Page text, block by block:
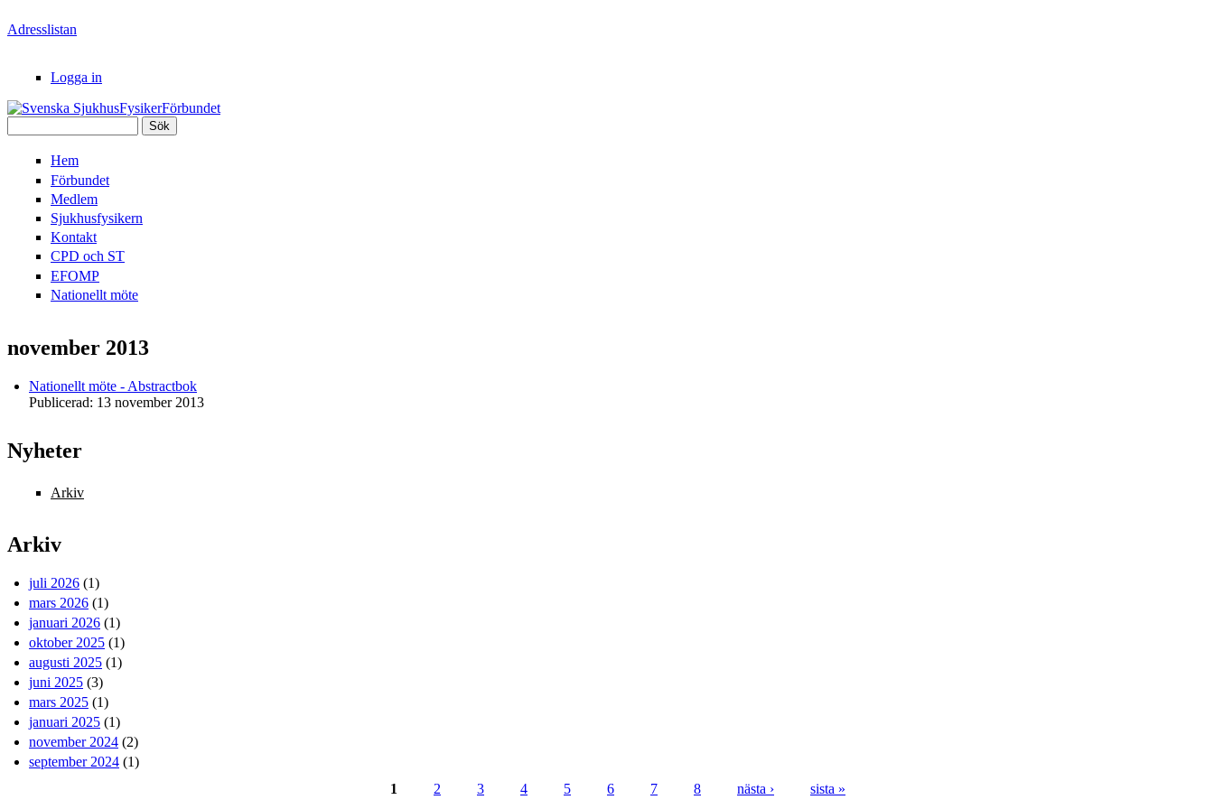
Adresslistan
Logga in
SjukhusFysikerFörbundet
Hem
Förbundet
Medlem
Sjukhusfysikern
Kontakt
CPD och ST
EFOMP
Nationellt möte
november 2013
Nationellt möte - Abstractbok
Publicerad: 13 november 2013
Nyheter
Arkiv
Arkiv
juli 2026 (1)
mars 2026 (1)
januari 2026 (1)
oktober 2025 (1)
augusti 2025 (1)
juni 2025 (3)
mars 2025 (1)
januari 2025 (1)
november 2024 (2)
september 2024 (1)
1 2 3 4 5 6 7 8 nästa › sista »